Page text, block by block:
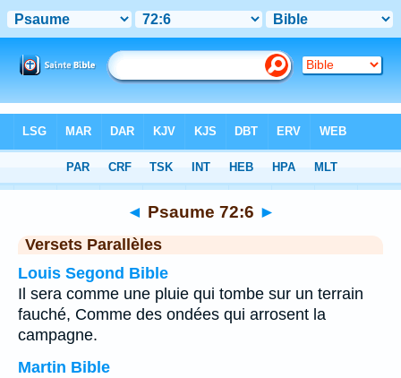
Chapitre 72> Verset 6
◄ Psaume 72:6 ►
Versets Parallèles
Louis Segond Bible
Il sera comme une pluie qui tombe sur un terrain
fauché, Comme des ondées qui arrosent la
campagne.
Martin Bible